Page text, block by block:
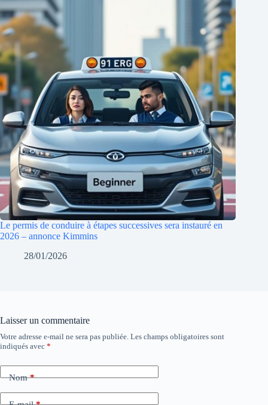
Le permis de conduire à étapes successives sera instauré en
2026 – annonce Kimmins
28/01/2026
Laisser un commentaire
Votre adresse e-mail ne sera pas publiée. Les champs obligatoires sont
indiqués avec *
Nom*